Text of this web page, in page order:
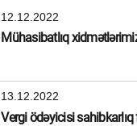
12.12.2022
Mühasibatlıq
13.12.2022
Vergi ödəyicisi